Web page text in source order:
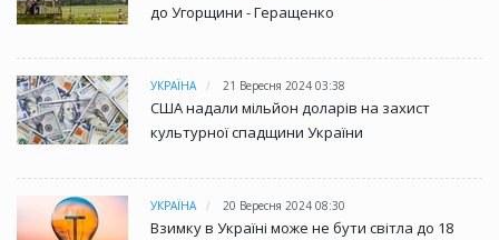
до Угорщини - Геращенко
УКРАЇНА 21 Вересня 2024 03:38
США надали мільйон доларів на захист
культурної спадщини України
УКРАЇНА 20 Вересня 2024 08:30
Взимку в Україні може не бути світла до 18